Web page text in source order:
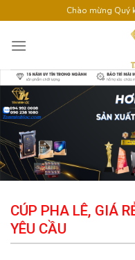
to
content
Chào mừng Quý
CÚP PHA LÊ, GIÁ
YÊU CẦU